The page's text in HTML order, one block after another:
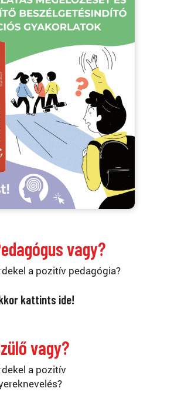
vagy?
a pozitív pedagógia?
kattints ide!
vagy?
a pozitív